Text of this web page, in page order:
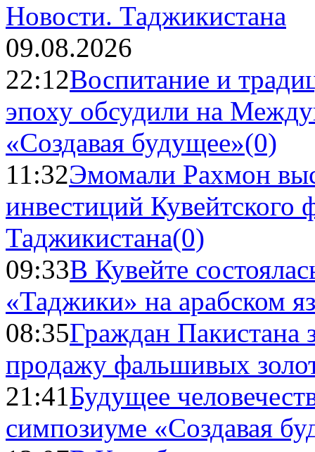
Новости. Таджикистана
09.08.2026
22:12Воспитание и
эпоху обсудили на
«Создавая будущее»(0)
11:32Эмомали Рахмон
инвестиций Кувейтского
Таджикистана(0)
09:33В Кувейте
«Таджики» на арабском
08:35Граждан Пакистана
продажу фальшивых
21:41Будущее
симпозиуме «Создавая